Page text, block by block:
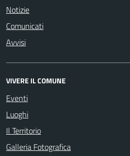
Notizie
Comunicati
Avvisi
VIVERE IL COMUNE
Eventi
Luoghi
Il Territorio
Galleria Fotografica